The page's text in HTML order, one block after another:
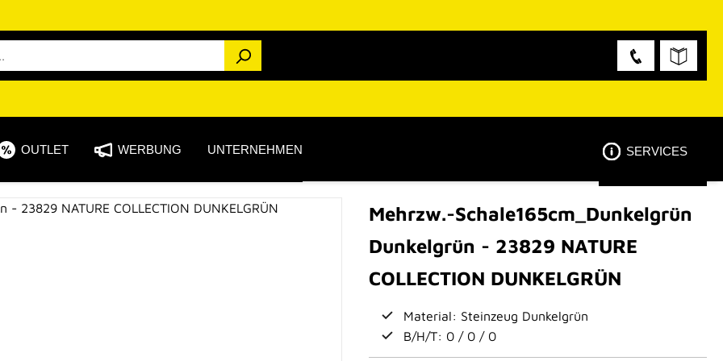
OUTLET WERBUNG UNTERNEHMEN SERVICES
Mehrzw.-Schale165cm_Dunkelgrün
Dunkelgrün - 23829 NATURE
COLLECTION DUNKELGRÜN
Material: Steinzeug Dunkelgrün
B/H/T: 0 / 0 / 0